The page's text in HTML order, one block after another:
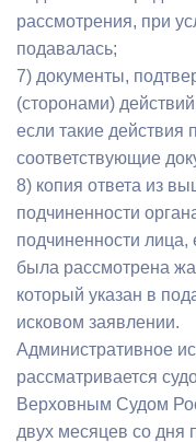
рассмотрения, при
подавалась;
7) документы,
(сторонами)
если такие действия
соответствующие
8) копия ответа из
подчиненности
подчиненности
была рассмотрена
который указан в
исковом заявлении.
Административное
рассматривается
Верховным Судом
двух месяцев со дня